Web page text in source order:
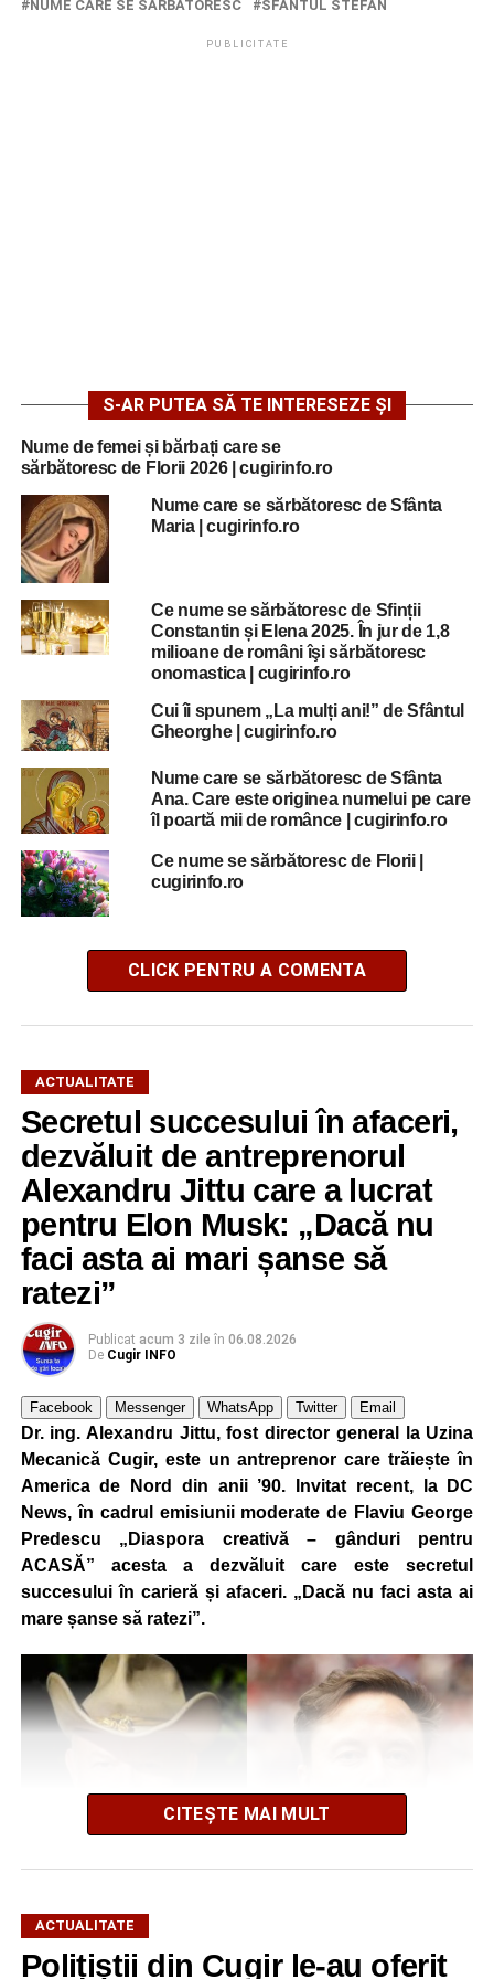
NUME CARE SE SARBATORESC SFANTUL STEFAN
PUBLICITATE
S-AR PUTEA SĂ TE INTERESEZE ȘI
Nume de femei și bărbați care se
sărbătoresc de Florii 2026 | cugirinfo.ro
Nume care se sărbătoresc de Sfânta
Maria | cugirinfo.ro
Ce nume se sărbătoresc de Sfinții
Constantin și Elena 2025. În jur de 1,8
milioane de români îşi sărbătoresc
onomastica | cugirinfo.ro
Cui îi spunem „La mulți ani!” de Sfântul
Gheorghe | cugirinfo.ro
Nume care se sărbătoresc de Sfânta
Ana. Care este originea numelui pe care
îl poartă mii de românce | cugirinfo.ro
Ce nume se sărbătoresc de Florii |
cugirinfo.ro
CLICK PENTRU A COMENTA
ACTUALITATE
Secretul succesului în afaceri,
dezvăluit de antreprenorul
Alexandru Jittu care a lucrat
pentru Elon Musk: „Dacă nu
faci asta ai mari șanse să
ratezi”
Publicat acum 3 zile în 06.08.2026
De Cugir INFO
Facebook Messenger WhatsApp Twitter Email
Dr. ing. Alexandru Jittu, fost director general la Uzina
Mecanică Cugir, este un antreprenor care trăiește în
America de Nord din anii ’90. Invitat recent, la DC
News, în cadrul emisiunii moderate de Flaviu George
Predescu „Diaspora creativă – gânduri pentru
ACASĂ” acesta a dezvăluit care este secretul
succesului în carieră și afaceri. „Dacă nu faci asta ai
mare șanse să ratezi”.
El a mărturisit totodată că a avut șansa să lucreze cu Elon
Musk, fondatorul Tesla, SpaceX și xAI.
CITEȘTE MAI MULT
ACTUALITATE
Polițiștii din Cugir le-au oferit